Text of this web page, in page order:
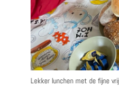
Lekker lunchen met de fijne